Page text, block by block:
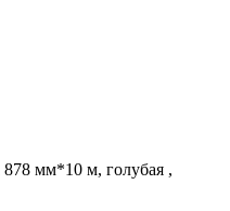
мм*10 м, голубая ,